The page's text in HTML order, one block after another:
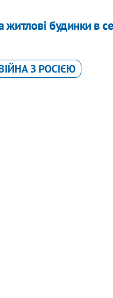
житлові будинки в
З РОСІЄЮ